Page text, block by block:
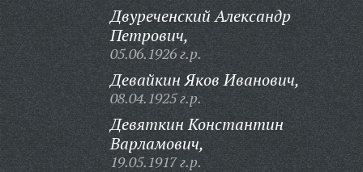
Двуреченский Александр
Петрович,
05.06.1926 г.р.
Девайкин Яков Иванович,
08.04.1925 г.р.
Девяткин Константин
Варламович,
19.05.1917 г.р.